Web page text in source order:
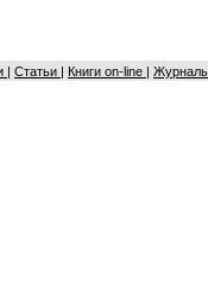
Статьи Книги on-line